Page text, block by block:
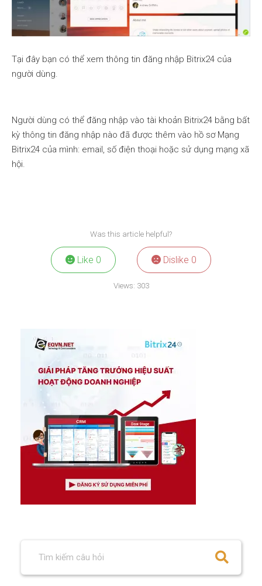
Tại đây bạn có thể xem thông tin đăng nhập Bitrix24 của
người dùng.
Người dùng có thể đăng nhập vào tài khoản Bitrix24 bằng bất
kỳ thông tin đăng nhập nào đã được thêm vào hồ sơ Mạng
Bitrix24 của mình: email, số điện thoại hoặc sử dụng mạng xã
hội.
Was this article helpful?
Like 0 Dislike 0
Views: 303